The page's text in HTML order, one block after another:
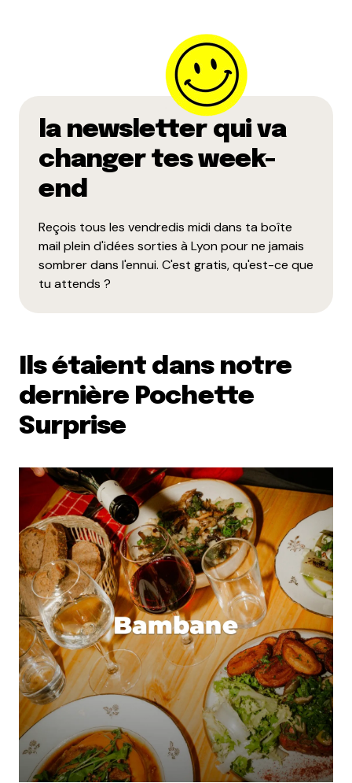
la newsletter qui va
changer tes week-
end
Reçois tous les vendredis midi dans ta boîte
mail plein d'idées sorties à Lyon pour ne jamais
sombrer dans l'ennui. C'est gratis, qu'est-ce que
tu attends ?
Ils étaient dans notre
dernière Pochette
Surprise